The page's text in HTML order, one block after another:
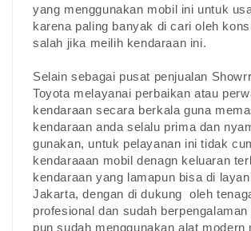
yang menggunakan mobil ini untuk
karena paling banyak di cari oleh
salah jika meilih kendaraan ini.
Selain sebagai pusat penjualan
Toyota melayanai perbaikan atau
kendaraan secara berkala guna
kendaraan anda selalu prima dan
gunakan, untuk pelayanan ini tidak
kendaraaan mobil denagn keluaran
kendaraan yang lamapun bisa di
Jakarta, dengan di dukung oleh
profesional dan sudah
pun sudah menggunakan alat modern